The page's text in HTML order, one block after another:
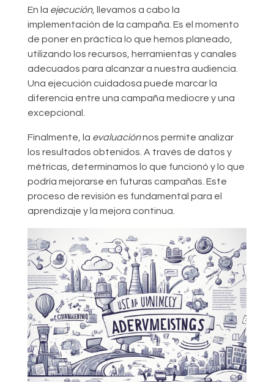
En la ejecución, llevamos a cabo la
implementación de la campaña. Es el momento
de poner en práctica lo que hemos planeado,
utilizando los recursos, herramientas y canales
adecuados para alcanzar a nuestra audiencia.
Una ejecución cuidadosa puede marcar la
diferencia entre una campaña mediocre y una
excepcional.
Finalmente, la evaluaciónnos permite analizar
los resultados obtenidos. A través de datos y
métricas, determinamos lo que funcionó y lo que
podría mejorarse en futuras campañas. Este
proceso de revisión es fundamental para el
aprendizaje y la mejora continua.